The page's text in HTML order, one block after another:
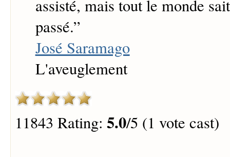
assisté, mais tout le monde
passé.”
José Saramago
L'aveuglement
11843 Rating: 5.0/5 (1 vote cast)